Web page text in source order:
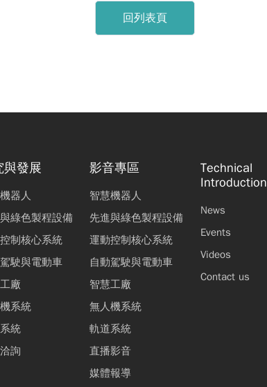
回列表頁
與發展
器人
綠色製程設備
制核心系統
駛與電動車
廠
系統
統
詢
影音專區
智慧機器人
先進與綠色製程設備
運動控制核心系統
自動駕駛與電動車
智慧工廠
無人機系統
軌道系統
直播影音
媒體報導
Technical
Introduction
News
Events
Videos
Contact us